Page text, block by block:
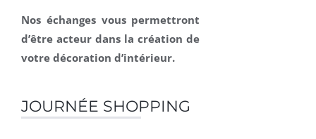
Nos échanges vous permettront
d’être acteur dans la création de
votre décoration d’intérieur.
JOURNÉE SHOPPING